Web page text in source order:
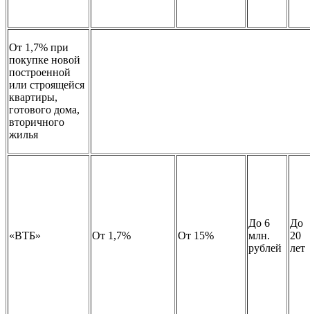
От 1,7% при
покупке новой
построенной
или строящейся
квартиры,
готового дома,
вторичного
жилья
«ВТБ» От 1,7% От 15%
До 6
млн.
рублей
До
20
лет